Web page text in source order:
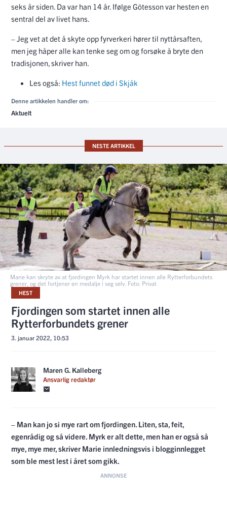
seks år siden. Da var han 14 år. Ifølge Götesson var hesten en
sentral del av livet hans.
– Jeg vet at det å skyte opp fyrverkeri hører til nyttårsaften,
men jeg håper alle kan tenke seg om og forsøke å bryte den
tradisjonen, skriver han.
Les også: Hest funnet død i Skjåk
Denne artikkelen handler om:
Aktuelt
NESTE ARTIKKEL
Marie kan skryte av at fjordingen Myrk har startet innen alle Rytterforbundets
grener, og det fortjener en medalje i seg selv. Foto: Privat
HEST
Fjordingen som startet innen alle
Rytterforbundets grener
3. januar 2022, 10:53
Maren G. Kalleberg
Ansvarlig redaktør
– Man kan jo si mye rart om fjordingen. Liten, sta, feit,
egenrådig og så videre. Myrk er alt dette, men han er også så
mye, mye mer, skriver Marie innledningsvis i blogginnlegget
som ble mest lest i året som gikk.